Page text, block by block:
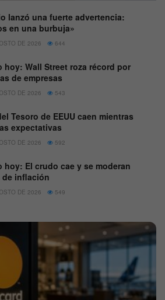
lanzó una fuerte advertencia:
en una burbuja»
DE 2026 644
hoy: Wall Street roza récord por
de empresas
DE 2026 543
Tesoro de EEUU caen mientras
expectativas
DE 2026 592
hoy: El crudo cae y se moderan
de inflación
DE 2026 549